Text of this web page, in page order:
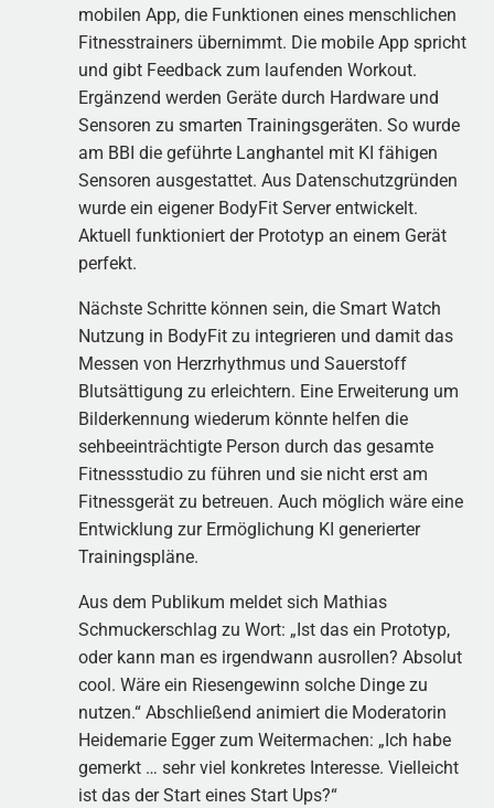
mobilen App, die Funktionen eines menschlichen
Fitnesstrainers übernimmt. Die mobile App spricht
und gibt Feedback zum laufenden Workout.
Ergänzend werden Geräte durch Hardware und
Sensoren zu smarten Trainingsgeräten. So wurde
am BBI die geführte Langhantel mit KI fähigen
Sensoren ausgestattet. Aus Datenschutzgründen
wurde ein eigener BodyFit Server entwickelt.
Aktuell funktioniert der Prototyp an einem Gerät
perfekt.
Nächste Schritte können sein, die Smart Watch
Nutzung in BodyFit zu integrieren und damit das
Messen von Herzrhythmus und Sauerstoff
Blutsättigung zu erleichtern. Eine Erweiterung um
Bilderkennung wiederum könnte helfen die
sehbeeinträchtigte Person durch das gesamte
Fitnessstudio zu führen und sie nicht erst am
Fitnessgerät zu betreuen. Auch möglich wäre eine
Entwicklung zur Ermöglichung KI generierter
Trainingspläne.
Aus dem Publikum meldet sich Mathias
Schmuckerschlag zu Wort: „Ist das ein Prototyp,
oder kann man es irgendwann ausrollen? Absolut
cool. Wäre ein Riesengewinn solche Dinge zu
nutzen.“ Abschließend animiert die Moderatorin
Heidemarie Egger zum Weitermachen: „Ich habe
gemerkt … sehr viel konkretes Interesse. Vielleicht
ist das der Start eines Start Ups?“